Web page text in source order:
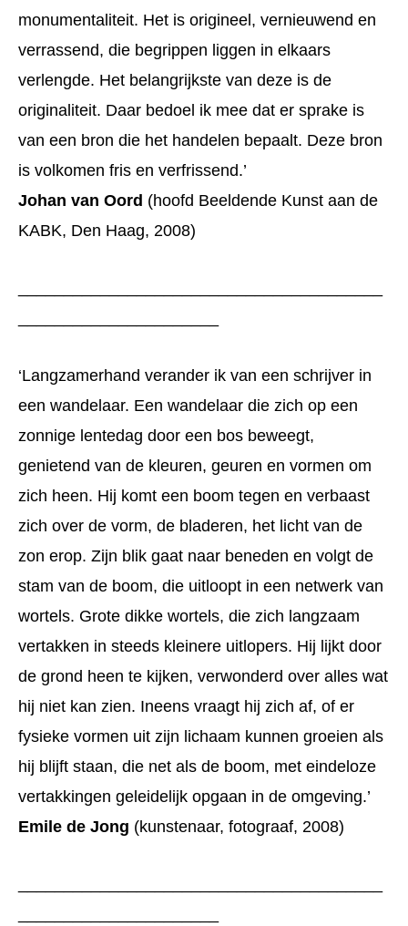
monumentaliteit. Het is origineel, vernieuwend en
verrassend, die begrippen liggen in elkaars
verlengde. Het belangrijkste van deze is de
originaliteit. Daar bedoel ik mee dat er sprake is
van een bron die het handelen bepaalt. Deze bron
is volkomen fris en verfrissend.’
Johan van Oord (hoofd Beeldende Kunst aan de
KABK, Den Haag, 2008)
‘Langzamerhand verander ik van een schrijver in
een wandelaar. Een wandelaar die zich op een
zonnige lentedag door een bos beweegt,
genietend van de kleuren, geuren en vormen om
zich heen. Hij komt een boom tegen en verbaast
zich over de vorm, de bladeren, het licht van de
zon erop. Zijn blik gaat naar beneden en volgt de
stam van de boom, die uitloopt in een netwerk van
wortels. Grote dikke wortels, die zich langzaam
vertakken in steeds kleinere uitlopers. Hij lijkt door
de grond heen te kijken, verwonderd over alles wat
hij niet kan zien. Ineens vraagt hij zich af, of er
fysieke vormen uit zijn lichaam kunnen groeien als
hij blijft staan, die net als de boom, met eindeloze
vertakkingen geleidelijk opgaan in de omgeving.’
Emile de Jong (kunstenaar, fotograaf, 2008)